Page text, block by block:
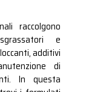
raccolgono
e
additivi
di
In questa